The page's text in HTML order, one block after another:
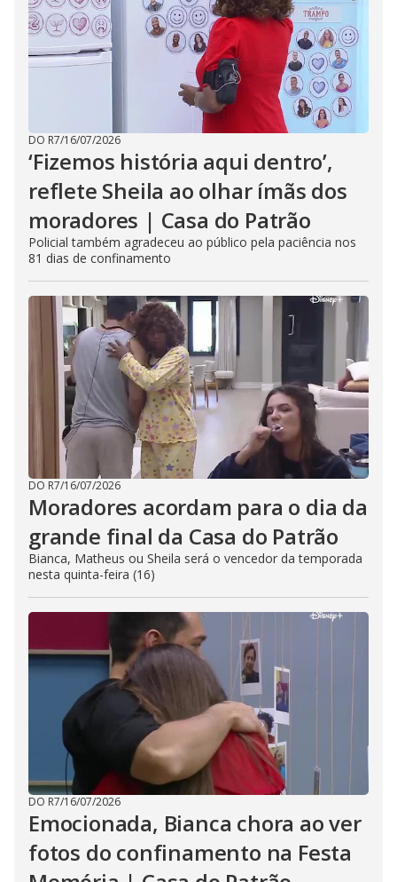
DO R7/16/07/2026
‘Fizemos história aqui dentro’,
reflete Sheila ao olhar ímãs dos
moradores | Casa do Patrão
Policial também agradeceu ao público pela paciência nos
81 dias de confinamento
DO R7/16/07/2026
Moradores acordam para o dia da
grande final da Casa do Patrão
Bianca, Matheus ou Sheila será o vencedor da temporada
nesta quinta-feira (16)
DO R7/16/07/2026
Emocionada, Bianca chora ao ver
fotos do confinamento na Festa